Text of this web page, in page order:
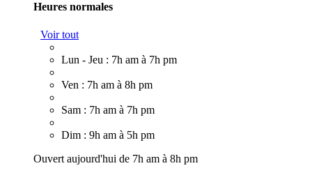
Heures normales
Voir tout
Lun - Jeu : 7h am à 7h pm
Ven : 7h am à 8h pm
Sam : 7h am à 7h pm
Dim : 9h am à 5h pm
Ouvert aujourd'hui de 7h am à 8h pm